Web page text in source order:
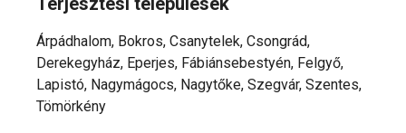
Árpádhalom, Bokros, Csanytelek, Csongrád,
Derekegyház, Eperjes, Fábiánsebestyén, Felgyő,
Lapistó, Nagymágocs, Nagytőke, Szegvár, Szentes,
Tömörkény